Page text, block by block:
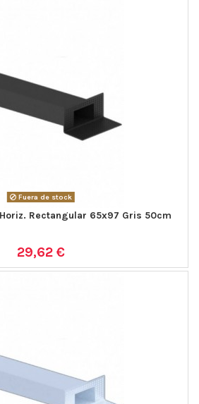
Fuera de stock
Rectangular 65x97 Gris 50cm
29,62 €